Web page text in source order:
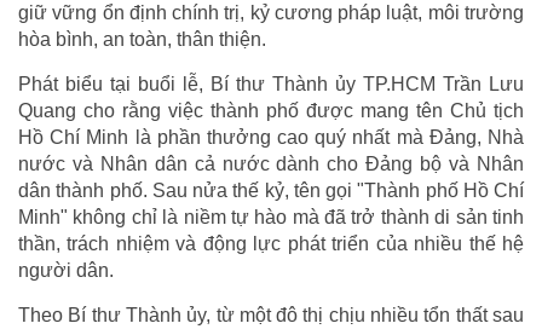
giữ vững ổn định chính trị, kỷ cương pháp luật, môi trường
hòa bình, an toàn, thân thiện.
Phát biểu tại buổi lễ, Bí thư Thành ủy TP.HCM Trần Lưu
Quang cho rằng việc thành phố được mang tên Chủ tịch
Hồ Chí Minh là phần thưởng cao quý nhất mà Đảng, Nhà
nước và Nhân dân cả nước dành cho Đảng bộ và Nhân
dân thành phố. Sau nửa thế kỷ, tên gọi "Thành phố Hồ Chí
Minh" không chỉ là niềm tự hào mà đã trở thành di sản tinh
thần, trách nhiệm và động lực phát triển của nhiều thế hệ
người dân.
Theo Bí thư Thành ủy, từ một đô thị chịu nhiều tổn thất sau